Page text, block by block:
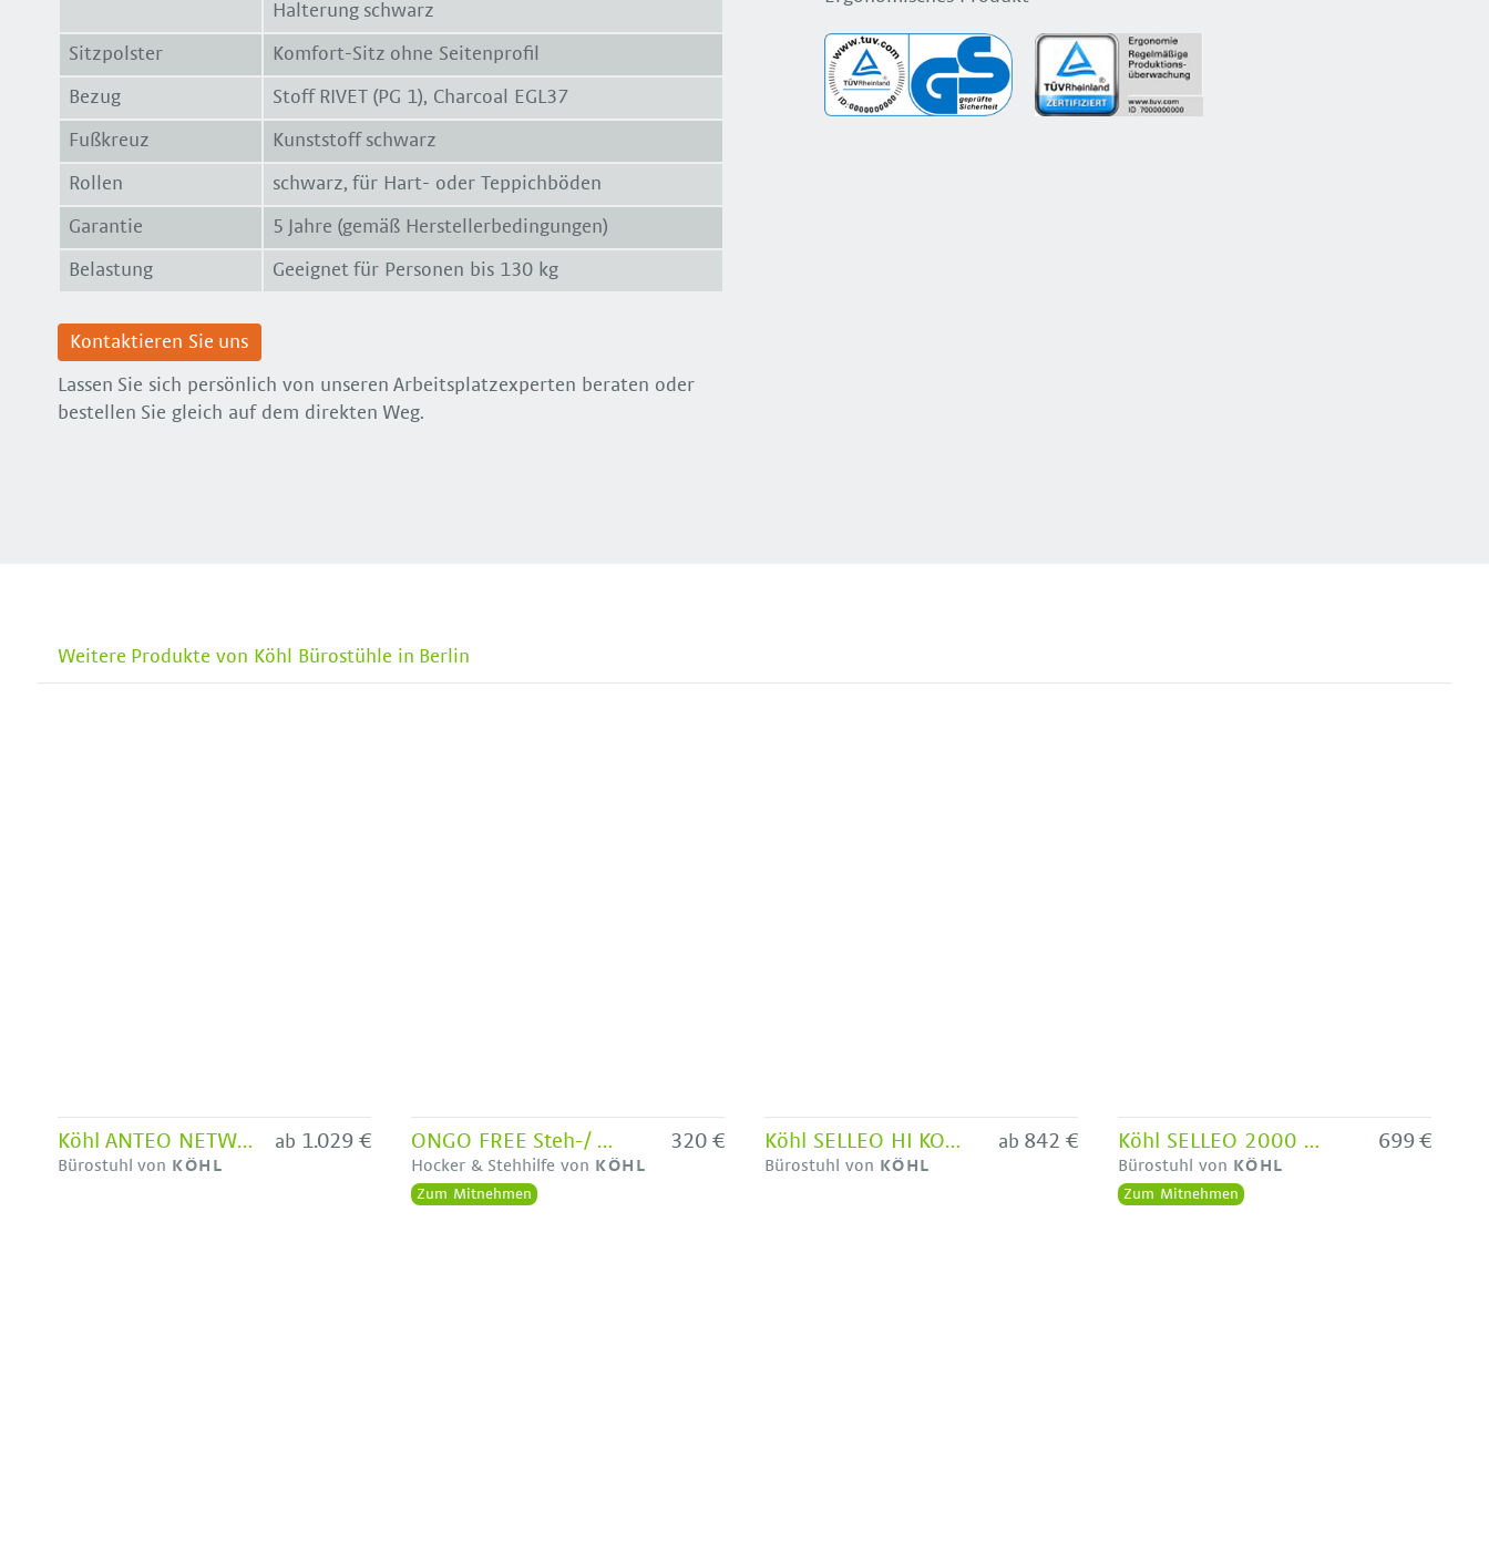
Halterung schwarz
Sitzpolster Komfort-Sitz ohne Seitenprofil
Bezug Stoff RIVET (PG 1), Charcoal EGL37
Fußkreuz Kunststoff schwarz
Rollen schwarz, für Hart- oder Teppichböden
Garantie 5 Jahre (gemäß Herstellerbedingungen)
Belastung Geeignet für Personen bis 130 kg
Kontaktieren Sie uns
Lassen Sie sich persönlich von unseren Arbeitsplatzexperten beraten oder
bestellen Sie gleich auf dem direkten Weg.
Weitere Produkte von Köhl Bürostühle in Berlin
Köhl ANTEO NETWORK Alu Drehsessel
Bürostuhl von KÖHL
ab 1.029 € ONGO FREE Steh-/ Sitzhocker mit rundem Sitz - Ausstellungsstück
Hocker & Stehhilfe von KÖHL
320 €
Zum Mitnehmen
Köhl SELLEO HI KOMFORT BIS IN DIE KOPFSTÜTZE - Drehstuhl
Bürostuhl von KÖHL
ab 842 € Köhl SELLEO 2000 mit AIR-SEAT - Ausstellungsstück
Bürostuhl von KÖHL
699 €
Zum Mitnehmen